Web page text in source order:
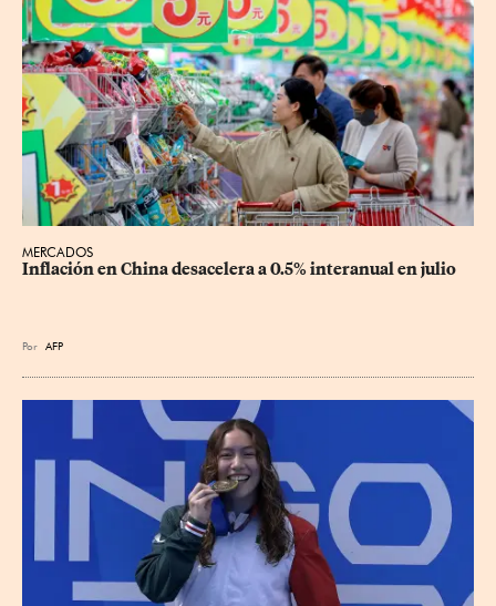
MERCADOS
Inflación en China desacelera a 0.5% interanual en julio
Por AFP